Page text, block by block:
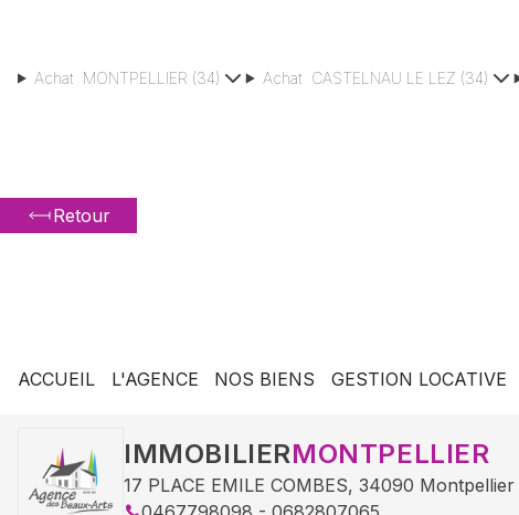
Achat MONTPELLIER (34) Achat CASTELNAU LE LEZ (34)
Retour
ACCUEIL L'AGENCE NOS BIENS GESTION LOCATIVE
IMMOBILIERMONTPELLIER
17 PLACE EMILE COMBES, 34090 Montpellier